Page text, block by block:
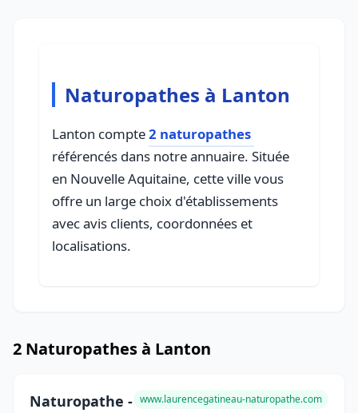
Naturopathes à Lanton
Lanton compte2 naturopathes
référencés dans notre annuaire. Située
en Nouvelle Aquitaine, cette ville vous
offre un large choix d'établissements
avec avis clients, coordonnées et
localisations.
2 Naturopathes à Lanton
Naturopathe - www.laurencegatineau-naturopathe.com